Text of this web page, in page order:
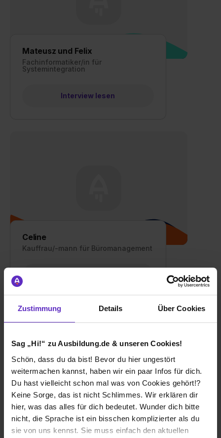
Zustimmung Details Über Cookies
Sag „Hi!“ zu Ausbildung.de & unseren Cookies!
Schön, dass du da bist! Bevor du hier ungestört
weitermachen kannst, haben wir ein paar Infos für dich.
Du hast vielleicht schon mal was von Cookies gehört!?
Keine Sorge, das ist nicht Schlimmes. Wir erklären dir
hier, was das alles für dich bedeutet. Wunder dich bitte
nicht, die Sprache ist ein bisschen komplizierter als du
sie von uns kennst. Sie muss einfach den aktuellen
Mateusz und Felix
Fachinformatiker/in für
Systemintegration
Interview lesen
Celine
Kauffrau/-mann für Büromanagement
Phuong Anh
Kauffrau/-mann für Büromanagement